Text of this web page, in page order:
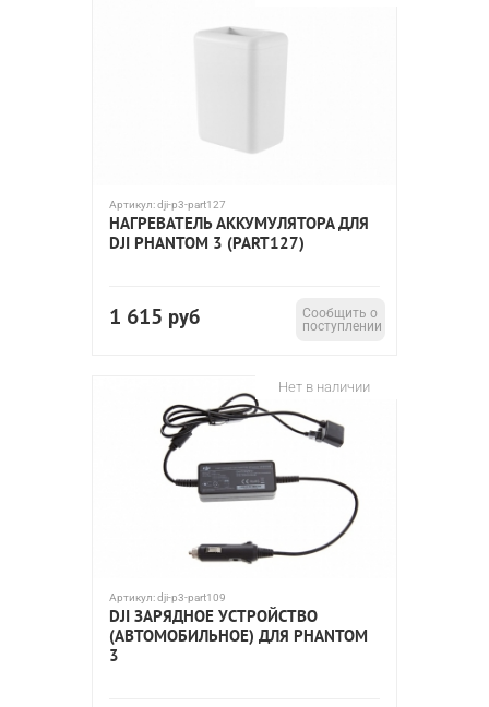
Артикул:dji-p3-part127
НАГРЕВАТЕЛЬ АККУМУЛЯТОРА ДЛЯ
DJI PHANTOM 3 (PART127)
1 615 руб
Сообщить о
поступлении
Нет в наличии
Артикул:dji-p3-part109
DJI ЗАРЯДНОЕ УСТРОЙСТВО
(АВТОМОБИЛЬНОЕ) ДЛЯ PHANTOM
3